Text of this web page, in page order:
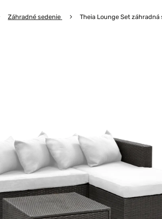
Záhradné sedenie Theia Lounge Set